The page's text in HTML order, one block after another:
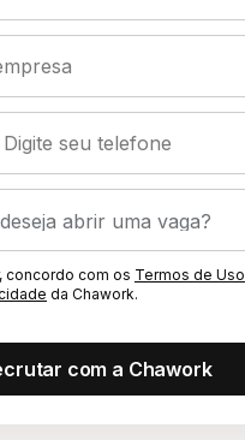
Digite seu telefone
concordo com os Termos de Uso
da Chawork.
com a Chawork